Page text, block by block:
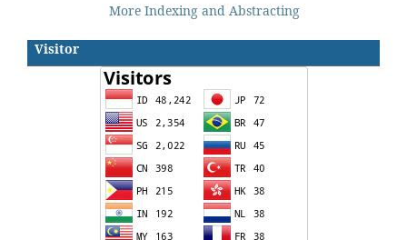
More Indexing and Abstracting
Visitor